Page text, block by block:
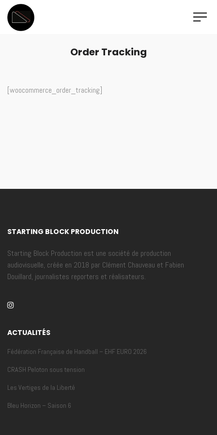
Order Tracking
[woocommerce_order_tracking]
STARTING BLOCK PRODUCTION
Starting Block Production est une société de production
audiovisuelle, créée en 2018 par Clément Chauveau et Fabien
Douillard, journalistes reporters et réalisateurs.
ACTUALITÉS
Fédération Française de Handball – EHF EURO 2026
CRASH Peloton sous tension
Les Vertiges de la Liberté
Bleu Horizon – Saison 6